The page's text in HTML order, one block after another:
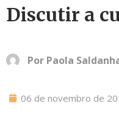
Discutir a
Por Paola
06 de novembro de